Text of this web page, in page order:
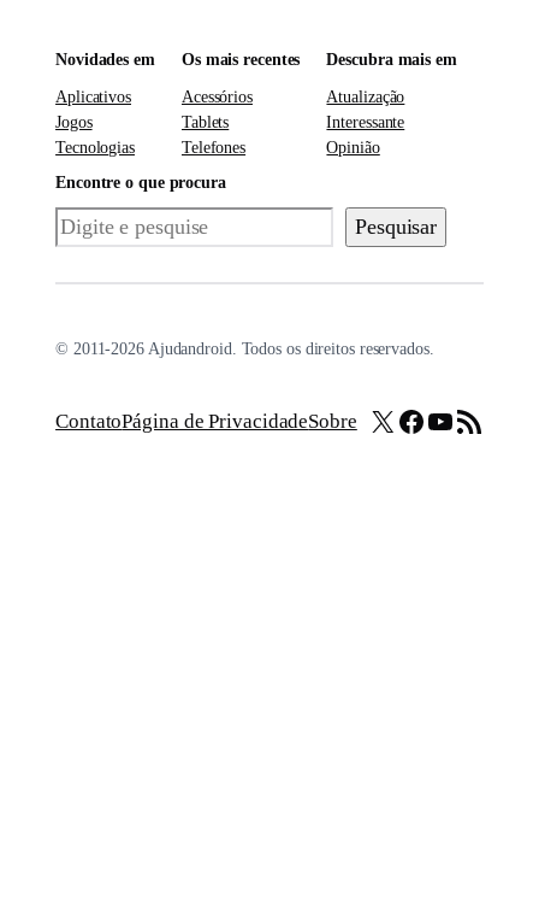
Novidades em
Aplicativos
Jogos
Tecnologias
Os mais recentes
Acessórios
Tablets
Telefones
Descubra mais em
Atualização
Interessante
Opinião
Encontre o que procura
Pesquisar Pesquisar
© 2011-2026 Ajudandroid. Todos os direitos reservados.
ContatoPágina de PrivacidadeSobre X Facebook
Youtube
Feed RSS